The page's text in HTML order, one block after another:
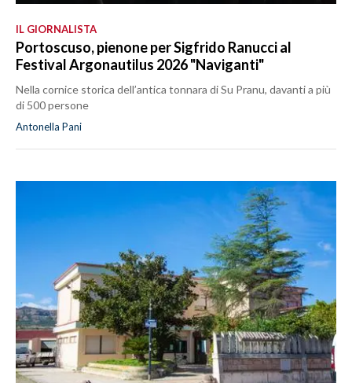
IL GIORNALISTA
Portoscuso, pienone per Sigfrido Ranucci al
Festival Argonautilus 2026 "Naviganti"
Nella cornice storica dell’antica tonnara di Su Pranu, davanti a più
di 500 persone
Antonella Pani